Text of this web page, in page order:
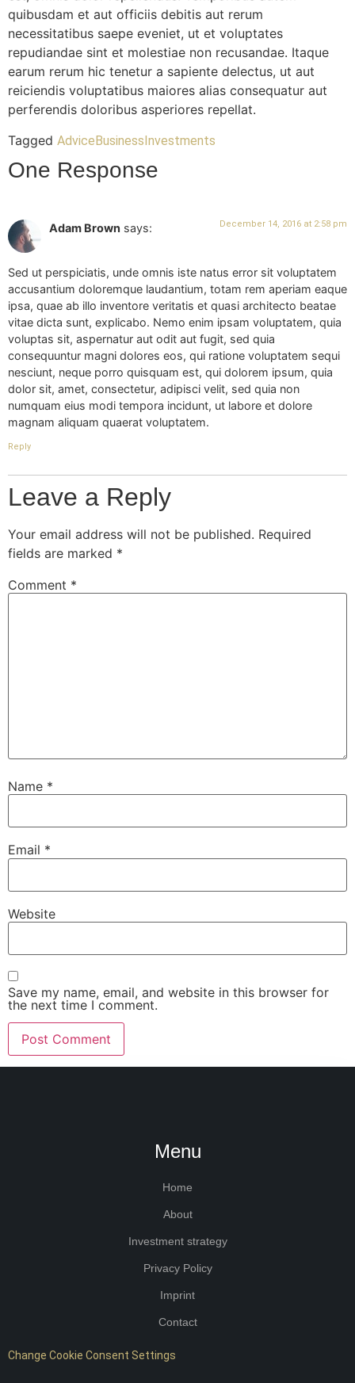
quibusdam et aut officiis debitis aut rerum
necessitatibus saepe eveniet, ut et voluptates
repudiandae sint et molestiae non recusandae. Itaque
earum rerum hic tenetur a sapiente delectus, ut aut
reiciendis voluptatibus maiores alias consequatur aut
perferendis doloribus asperiores repellat.
Tagged AdviceBusinessInvestments
One Response
Adam Brown says: December 14, 2016 at 2:58 pm
Sed ut perspiciatis, unde omnis iste natus error sit voluptatem
accusantium doloremque laudantium, totam rem aperiam eaque
ipsa, quae ab illo inventore veritatis et quasi architecto beatae
vitae dicta sunt, explicabo. Nemo enim ipsam voluptatem, quia
voluptas sit, aspernatur aut odit aut fugit, sed quia
consequuntur magni dolores eos, qui ratione voluptatem sequi
nesciunt, neque porro quisquam est, qui dolorem ipsum, quia
dolor sit, amet, consectetur, adipisci velit, sed quia non
numquam eius modi tempora incidunt, ut labore et dolore
magnam aliquam quaerat voluptatem.
Reply
Leave a Reply
Your email address will not be published. Required
fields are marked *
Comment *
Name *
Email *
Website
Save my name, email, and website in this browser for
the next time I comment.
Menu
Home
About
Investment strategy
Privacy Policy
Imprint
Contact
Change Cookie Consent Settings